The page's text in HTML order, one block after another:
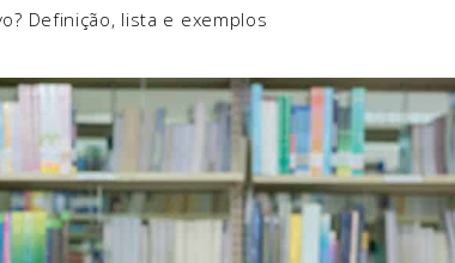
Definição, lista e exemplos